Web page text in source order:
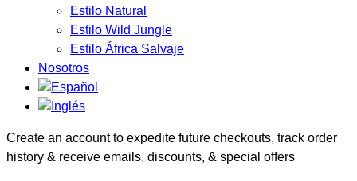
Estilo Natural
Estilo Wild Jungle
Estilo África Salvaje
Nosotros
Create an account to expedite future checkouts, track order
history & receive emails, discounts, & special offers